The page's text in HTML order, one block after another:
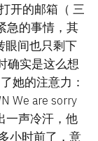
开的邮箱（ 三
急的事情，其
眼间也只剩下
确实是这么想
她的注意力：
We are sorry
一声冷汗，他
小时前了，意